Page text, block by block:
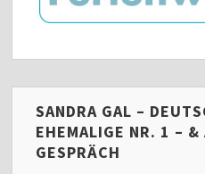
SANDRA GAL –
EHEMALIGE NR. 1 – &
GESPRÄCH